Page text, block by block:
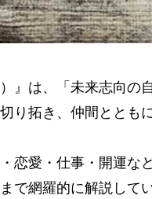
』は、「未来志向の
り拓き、仲間ととも
恋愛・仕事・開運な
で網羅的に解説して